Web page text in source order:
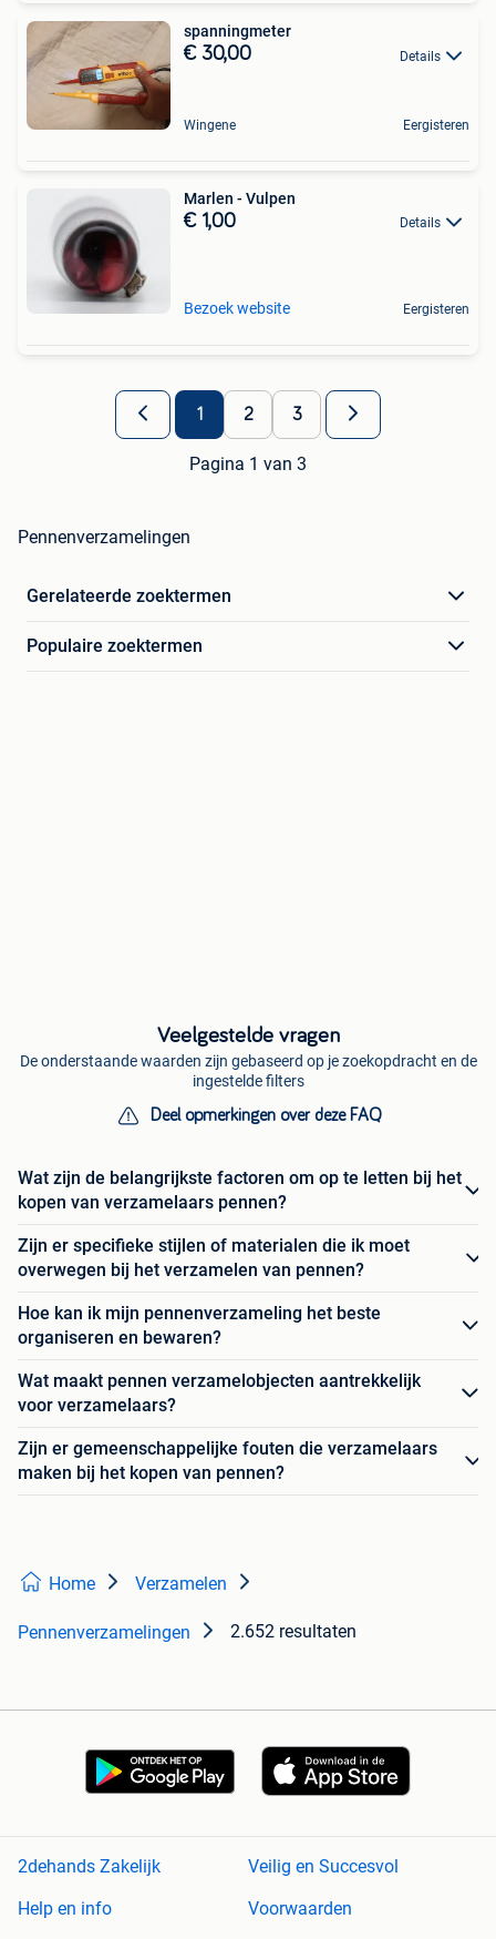
spanningmeter
€ 30,00 Details
Wingene Eergisteren
Marlen - Vulpen
€ 1,00 Details
Bezoek website Eergisteren
1 2 3
Pagina 1 van 3
Pennenverzamelingen
Gerelateerde zoektermen
Populaire zoektermen
Veelgestelde vragen
De onderstaande waarden zijn gebaseerd op je zoekopdracht en de
ingestelde filters
Deel opmerkingen over deze FAQ
Wat zijn de belangrijkste factoren om op te letten bij het
kopen van verzamelaars pennen?
Zijn er specifieke stijlen of materialen die ik moet
overwegen bij het verzamelen van pennen?
Hoe kan ik mijn pennenverzameling het beste
organiseren en bewaren?
Wat maakt pennen verzamelobjecten aantrekkelijk
voor verzamelaars?
Zijn er gemeenschappelijke fouten die verzamelaars
maken bij het kopen van pennen?
Home Verzamelen
Pennenverzamelingen 2.652 resultaten
2dehands Zakelijk
Veilig en Succesvol
Help en info
Voorwaarden